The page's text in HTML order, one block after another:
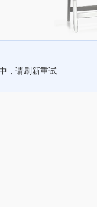
，请刷新重试